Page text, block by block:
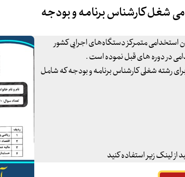
شغل کارشناس برنامه و بودجه
استخدامی متمرکز دستگاه‌های اجرایی کشور
رشته شغلی کارشناس برنامه و بودجه که شامل
از لینک زیر استفاده کنید